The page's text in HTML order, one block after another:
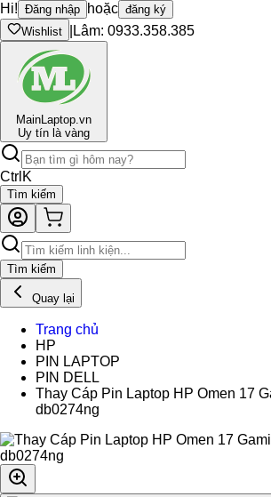
Hi! Đăng nhập hoặc đăng ký
Wishlist
Lâm: 0933.358.385
MainLaptop.vn
Uy tín là vàng
Ctrl K
Tìm kiếm
Tìm kiếm
Quay lại
Trang chủ
HP
PIN LAPTOP
PIN DELL
Thay Cáp Pin Laptop HP Omen 17
db0274ng